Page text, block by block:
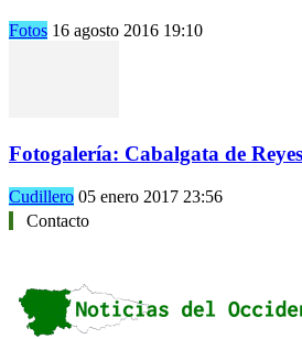
Fotos 16 agosto 2016 19:10
Fotogalería: Cabalgata de
Cudillero 05 enero 2017 23:56
Contacto